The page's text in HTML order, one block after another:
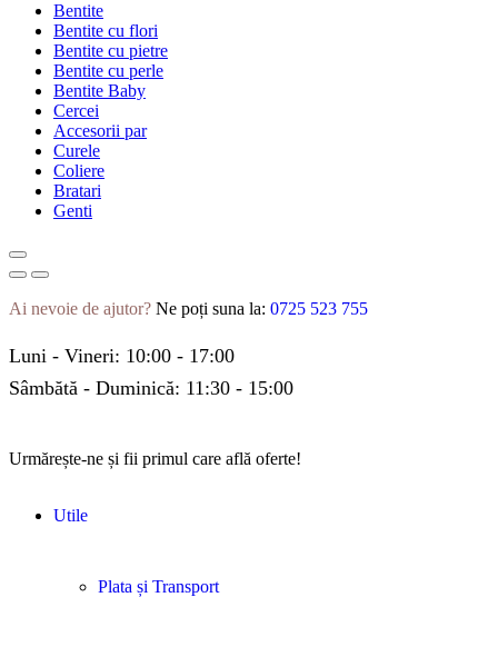
Bentite
Bentite cu flori
Bentite cu pietre
Bentite cu perle
Bentite Baby
Cercei
Accesorii par
Curele
Coliere
Bratari
Genti
Ai nevoie de ajutor? Ne poți suna la: 0725 523 755
Luni - Vineri: 10:00 - 17:00
Sâmbătă - Duminică: 11:30 - 15:00
Urmărește-ne și fii primul care află oferte!
Utile
Plata și Transport